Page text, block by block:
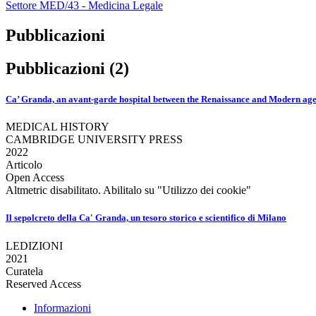
Settore MED/43 - Medicina Legale
Pubblicazioni
Pubblicazioni (2)
Ca’ Granda, an avant-garde hospital between the Renaissance and Modern
MEDICAL HISTORY
CAMBRIDGE UNIVERSITY PRESS
2022
Articolo
Open Access
Altmetric disabilitato. Abilitalo su "Utilizzo dei cookie"
Il sepolcreto della Ca' Granda, un tesoro storico e scientifico di Milano
LEDIZIONI
2021
Curatela
Reserved Access
Informazioni